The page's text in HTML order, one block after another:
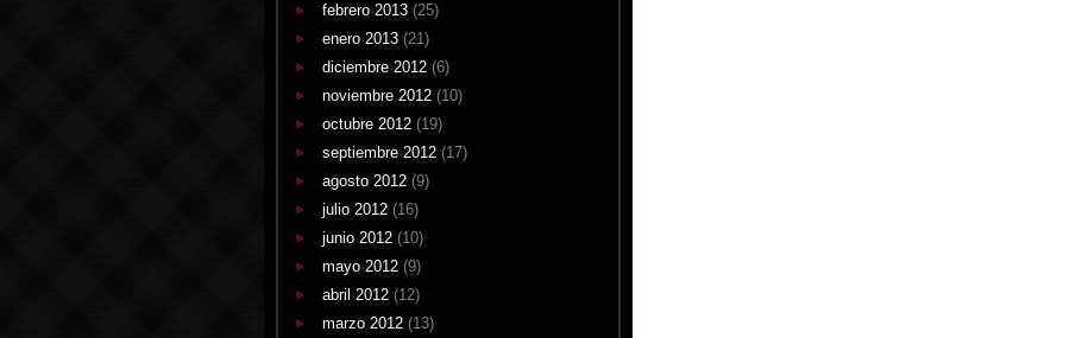
febrero 2013 (25)
enero 2013 (21)
diciembre 2012 (6)
noviembre 2012 (10)
octubre 2012 (19)
septiembre 2012 (17)
agosto 2012 (9)
julio 2012 (16)
junio 2012 (10)
mayo 2012 (9)
abril 2012 (12)
marzo 2012 (13)